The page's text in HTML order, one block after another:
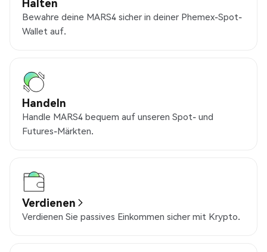
Halten
Bewahre deine MARS4 sicher in deiner Phemex-Spot-
Wallet auf.
Handeln
Handle MARS4 bequem auf unseren Spot- und
Futures-Märkten.
Verdienen
Verdienen Sie passives Einkommen sicher mit Krypto.